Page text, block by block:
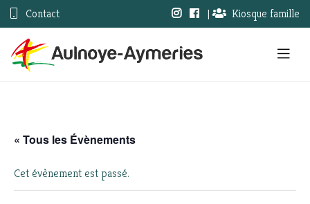
Contact | Kiosque famille
« Tous les Évènements
Cet évènement est passé.